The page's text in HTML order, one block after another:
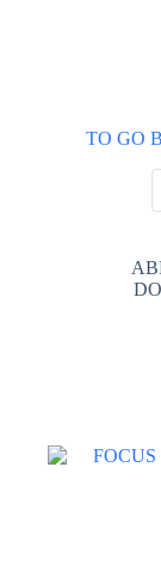
TO GO